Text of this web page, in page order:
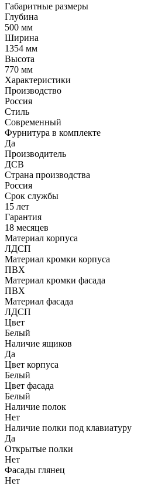
Габаритные размеры
Глубина
500 мм
Ширина
1354 мм
Высота
770 мм
Характеристики
Производство
Россия
Стиль
Современный
Фурнитура в комплекте
Да
Производитель
ДСВ
Страна производства
Россия
Срок службы
15 лет
Гарантия
18 месяцев
Материал корпуса
ЛДСП
Материал кромки корпуса
ПВХ
Материал кромки фасада
ПВХ
Материал фасада
ЛДСП
Цвет
Белый
Наличие ящиков
Да
Цвет корпуса
Белый
Цвет фасада
Белый
Наличие полок
Нет
Наличие полки под клавиатуру
Да
Открытые полки
Нет
Фасады глянец
Нет